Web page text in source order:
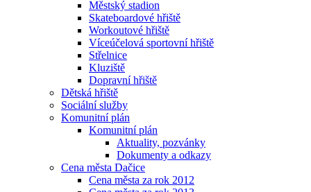
Městský stadion
Skateboardové hřiště
Workoutové hřiště
Víceúčelová sportovní hřiště
Střelnice
Kluziště
Dopravní hřiště
Dětská hřiště
Sociální služby
Komunitní plán
Komunitní plán
Aktuality, pozvánky
Dokumenty a odkazy
Cena města Dačice
Cena města za rok 2012